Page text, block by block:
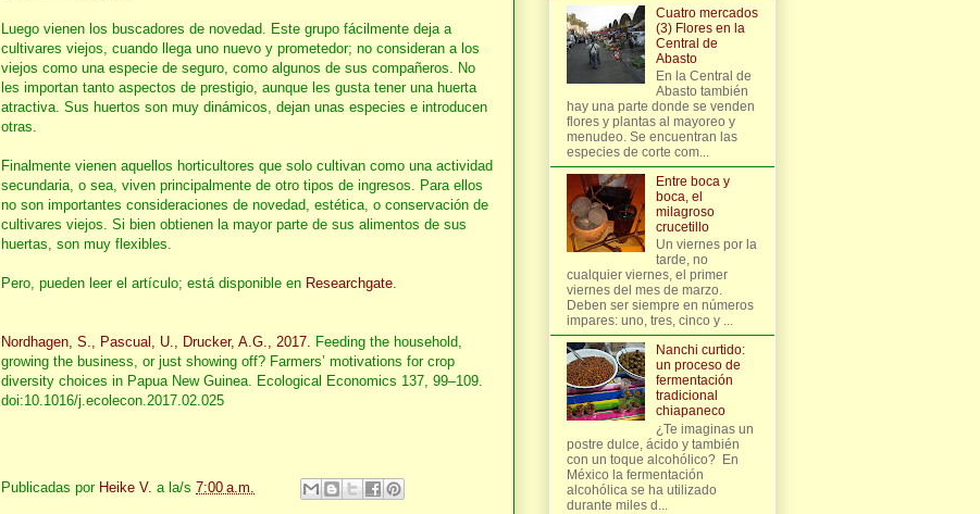
Luego vienen los buscadores de novedad. Este grupo fácilmente deja a
cultivares viejos, cuando llega uno nuevo y prometedor; no consideran a los
viejos como una especie de seguro, como algunos de sus compañeros. No
les importan tanto aspectos de prestigio, aunque les gusta tener una huerta
atractiva. Sus huertos son muy dinámicos, dejan unas especies e introducen
otras.
Finalmente vienen aquellos horticultores que solo cultivan como una actividad
secundaria, o sea, viven principalmente de otro tipos de ingresos. Para ellos
no son importantes consideraciones de novedad, estética, o conservación de
cultivares viejos. Si bien obtienen la mayor parte de sus alimentos de sus
huertas, son muy flexibles.
Pero, pueden leer el artículo; está disponible en Researchgate.
Nordhagen, S., Pascual, U., Drucker, A.G., 2017. Feeding the household,
growing the business, or just showing off? Farmers’ motivations for crop
diversity choices in Papua New Guinea. Ecological Economics 137, 99–109.
doi:10.1016/j.ecolecon.2017.02.025
Publicadas por Heike V. a la/s 7:00 a.m.
Cuatro mercados
(3) Flores en la
Central de
Abasto
En la Central de
Abasto también
hay una parte donde se venden
flores y plantas al mayoreo y
menudeo. Se encuentran las
especies de corte com...
Entre boca y
boca, el
milagroso
crucetillo
Un viernes por la
tarde, no
cualquier viernes, el primer
viernes del mes de marzo.
Deben ser siempre en números
impares: uno, tres, cinco y ...
Nanchi curtido:
un proceso de
fermentación
tradicional
chiapaneco
¿Te imaginas un
postre dulce, ácido y también
con un toque alcohólico? En
México la fermentación
alcohólica se ha utilizado
durante miles d...